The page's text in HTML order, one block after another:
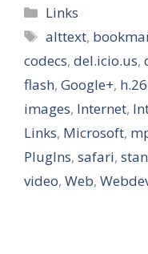
Kategorien
Links
Schlagwörter
alttext,
codecs, del.icio.us,
flash, Google+,
images, Internet,
Links, Microsoft,
PlugIns, safari,
video, Web,